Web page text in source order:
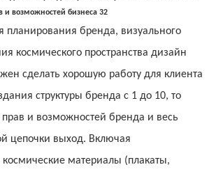
планирования бренда, визуального
космического пространства дизайн
сделать хорошую работу для клиента
структуры бренда с 1 до 10, то
и возможностей бренда и весь
цепочки выход. Включая
материалы (плакаты,